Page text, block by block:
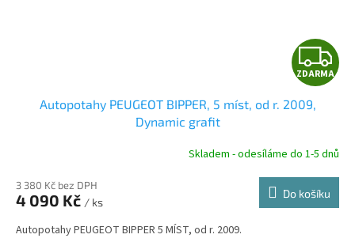
Z
D
R
ZDARMA
Autopotahy PEUGEOT BIPPER, 5 míst, od r. 2009,
Dynamic grafit
Skladem - odesíláme do 1-5 dnů
3 380 Kč bez DPH
4 090 Kč / ks
Do košíku
Autopotahy PEUGEOT BIPPER 5 MÍST, od r. 2009.